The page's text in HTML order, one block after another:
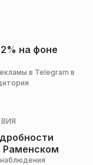
на фоне
в Telegram в
Раменском